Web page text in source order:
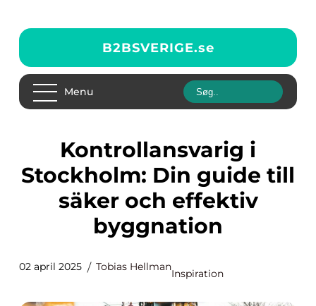
B2BSVERIGE.se
Menu
Kontrollansvarig i
Stockholm: Din guide till
säker och effektiv
byggnation
02 april 2025 Tobias Hellman
Inspiration